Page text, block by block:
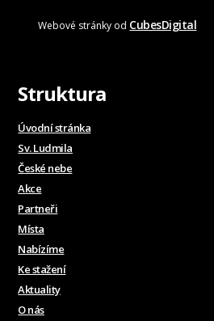
Webové stránky od CubesDigital
Struktura
Úvodní stránka
Sv. Ludmila
České nebe
Akce
Partneři
Místa
Nabízíme
Ke stažení
Aktuality
O nás